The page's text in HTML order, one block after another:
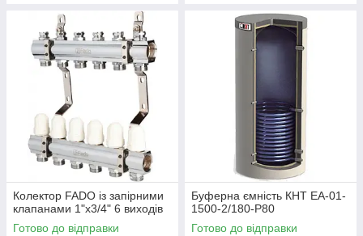
Колектор FADO із запірними
клапанами 1"х3/4" 6 виходів
Готово до відправки
Буферна ємність КНТ ЕА-01-
1500-2/180-P80
Готово до відправки